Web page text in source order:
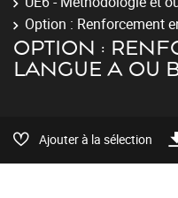
Option : Renforcement
OPTION :
LANGUE A OU
Ajouter à la sélection